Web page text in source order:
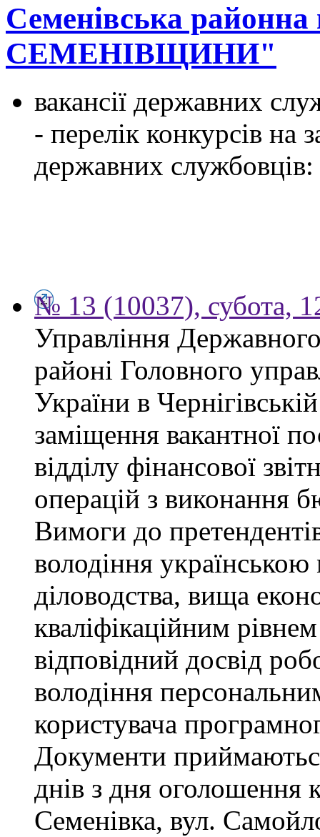
Семенівська
СЕМЕНІВЩИНИ"
вакансії державних
- перелік конкурсів на
державних службовців:
№ 13 (10037), субота,
Управління
районі Головного
України в
заміщення вакантної
відділу фінансової
операцій з виконання
Вимоги до
володіння
діловодства, вища
кваліфікаційним
відповідний досвід
володіння
користувача
Документи
днів з дня оголошення
Семенівка, вул.